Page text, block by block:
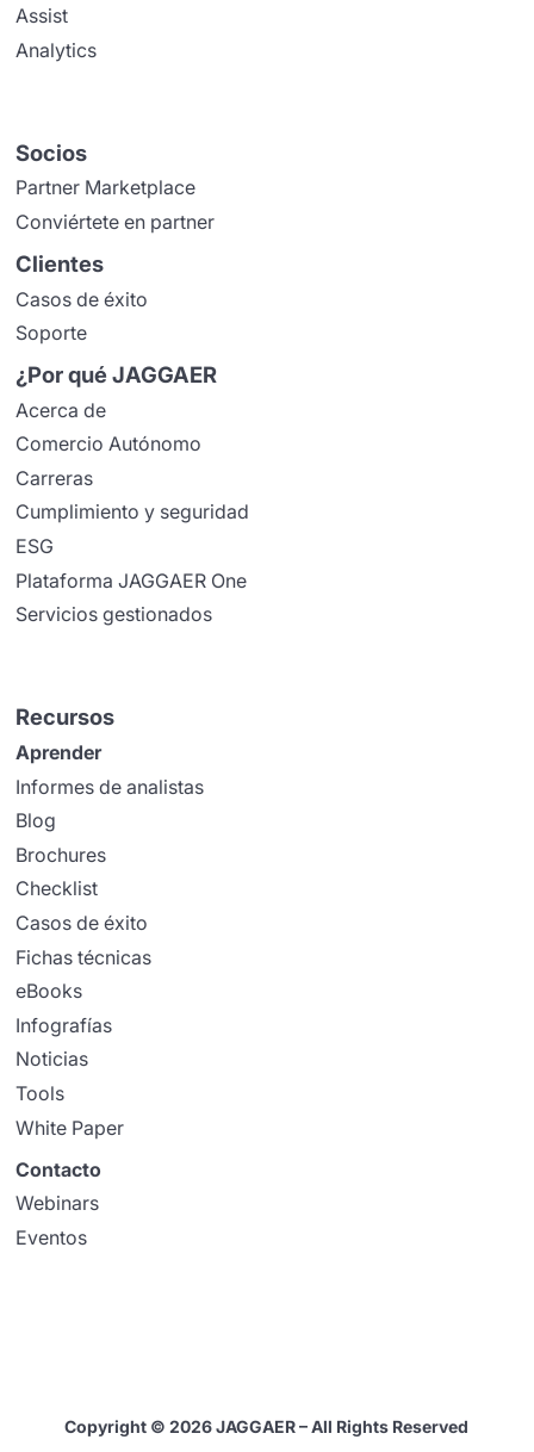
Assist
Analytics
Socios
Partner Marketplace
Conviértete en partner
Clientes
Casos de éxito
Soporte
¿Por qué JAGGAER
Acerca de
Comercio Autónomo
Carreras
Cumplimiento y seguridad
ESG
Plataforma JAGGAER One
Servicios gestionados
Recursos
Aprender
Informes de analistas
Blog
Brochures
Checklist
Casos de éxito
Fichas técnicas
eBooks
Infografías
Noticias
Tools
White Paper
Contacto
Webinars
Eventos
Copyright © 2026 JAGGAER – All Rights Reserved